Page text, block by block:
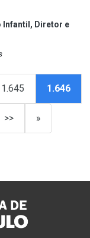
Infantil, Diretor e
1.645 1.646
>> »